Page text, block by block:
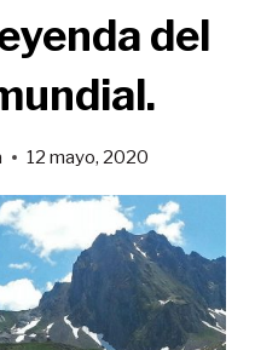
del
12 mayo, 2020